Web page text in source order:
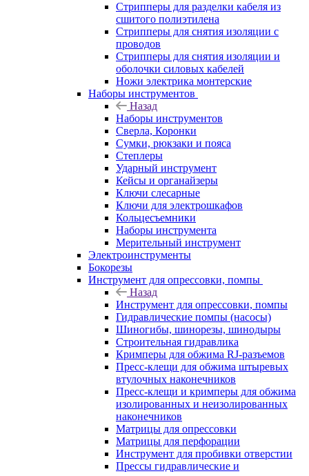
Стрипперы для разделки кабеля из
сшитого полиэтилена
Cтрипперы для снятия изоляции с
проводов
Стрипперы для снятия изоляции и
оболочки силовых кабелей
Ножи электрика монтерские
Наборы инструментов
Назад
Наборы инструментов
Сверла, Коронки
Сумки, рюкзаки и пояса
Степлеры
Ударный инструмент
Кейсы и органайзеры
Ключи слесарные
Ключи для электрошкафов
Кольцесъемники
Наборы инструмента
Мерительный инструмент
Электроинструменты
Бокорезы
Инструмент для опрессовки, помпы
Назад
Инструмент для опрессовки, помпы
Гидравлические помпы (насосы)
Шиногибы, шинорезы, шинодыры
Строительная гидравлика
Кримперы для обжима RJ-разъемов
Пресс-клещи для обжима штыревых
втулочных наконечников
Пресс-клещи и кримперы для обжима
изолированных и неизолированных
наконечников
Матрицы для опрессовки
Матрицы для перфорации
Инструмент для пробивки отверстии
Прессы гидравлические и